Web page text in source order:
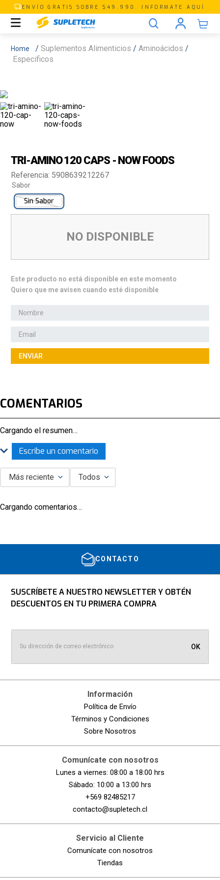
ENVÍO GRATIS SOBRE $49.990. INFORMATE AQUÍ
Suplementos Alimenticios
Aminoácidos
Especificos
TRI-AMINO 120 CAPS - NOW FOODS
Referencia: 5908639212267
Sabor
Sin Sabor
NO DISPONIBLE
Este producto no está disponible en este momento
Quiero que me avisen cuando esté disponible
ENVIAR
COMENTARIOS
Cargando el resumen…
Escribe un comentario
Califica el producto de 1 a 5 estrellas
Escribe un comentario
Más reciente Todos
Cargando comentarios…
CONTACTO
SUSCRÍBETE A NUESTRO NEWSLETTER Y OBTÉN
DESCUENTOS EN TU PRIMERA COMPRA
OK
Información
Política de Envío
Términos y Condiciones
Sobre Nosotros
Comunícate con nosotros
Lunes a viernes: 08:00 a 18:00 hrs
Sábado: 10:00 a 13:00 hrs
+569 82485217
contacto@supletech.cl
Servicio al Cliente
Comunícate con nosotros
Tiendas